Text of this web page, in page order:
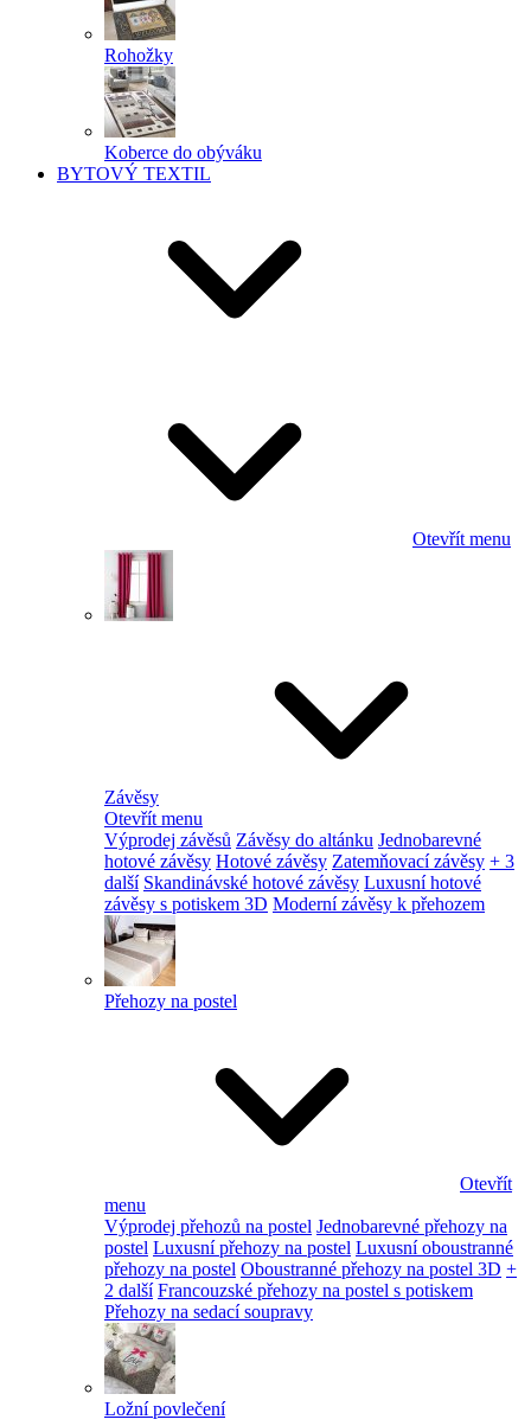
Rohožky
Koberce do obýváku
BYTOVÝ TEXTIL
Otevřít menu
Závěsy
Otevřít menu
Výprodej závěsů Závěsy do altánku Jednobarevné
hotové závěsy Hotové závěsy Zatemňovací závěsy + 3
další Skandinávské hotové závěsy Luxusní hotové
závěsy s potiskem 3D Moderní závěsy k přehozem
Přehozy na postel
Otevřít
menu
Výprodej přehozů na postel Jednobarevné přehozy na
postel Luxusní přehozy na postel Luxusní oboustranné
přehozy na postel Oboustranné přehozy na postel 3D +
2 další Francouzské přehozy na postel s potiskem
Přehozy na sedací soupravy
Ložní povlečení